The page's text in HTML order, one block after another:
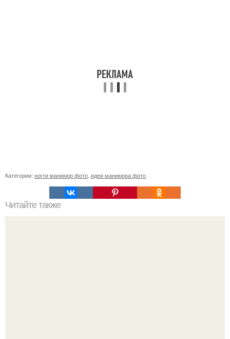
Категории: ногти маникюр фото идеи маникюра фото
Читайте также